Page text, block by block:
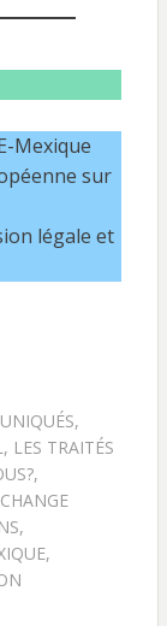
Mexique
sur
légale et
,
, LES TRAITÉS
,
,
,